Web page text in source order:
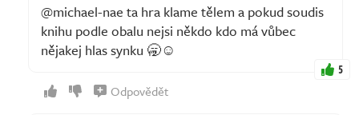
@michael-nae ta hra klame tělem a pokud soudis
knihu podle obalu nejsi někdo kdo má vůbec
nějakej hlas synku 🥱☺️
5
Odpovědět